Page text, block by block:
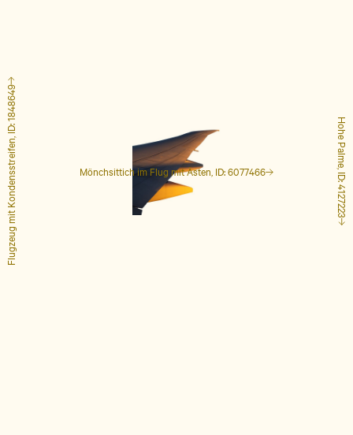
Mönchsittich im Flug mit Ästen, ID: 6077466 Hohe Palme, ID: 4127223
Flugzeug mit Kondensstreifen, ID: 1848649